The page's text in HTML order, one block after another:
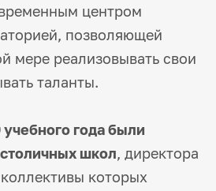
центром
позволяющей
мере реализовывать свои
таланты.
года были
школ, директора
которых